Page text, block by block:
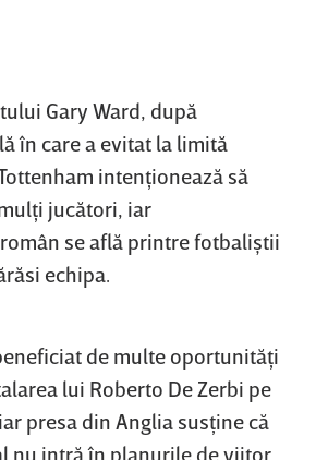
Gary Ward, după
în care a evitat la limită
intenţionează să
jucători, iar
se află printre fotbaliştii
echipa.
de multe oportunităţi
lui Roberto De Zerbi pe
presa din Anglia susţine că
nu intră în planurile de viitor